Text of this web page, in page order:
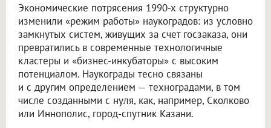
Экономические потрясения 1990-х структурно
изменили «режим работы» наукоградов: из условно
замкнутых систем, живущих за счет госзаказа, они
превратились в современные технологичные
кластеры и «бизнес-инкубаторы» с высоким
потенциалом. Наукограды тесно связаны
и с другим определением — техноградами, в том
числе созданными с нуля, как, например, Сколково
или Иннополис, город-спутник Казани.